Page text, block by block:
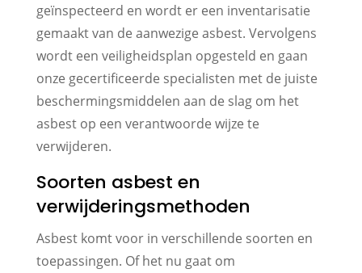
geïnspecteerd en wordt er een inventarisatie
gemaakt van de aanwezige asbest. Vervolgens
wordt een veiligheidsplan opgesteld en gaan
onze gecertificeerde specialisten met de juiste
beschermingsmiddelen aan de slag om het
asbest op een verantwoorde wijze te
verwijderen.
Soorten asbest en
verwijderingsmethoden
Asbest komt voor in verschillende soorten en
toepassingen. Of het nu gaat om